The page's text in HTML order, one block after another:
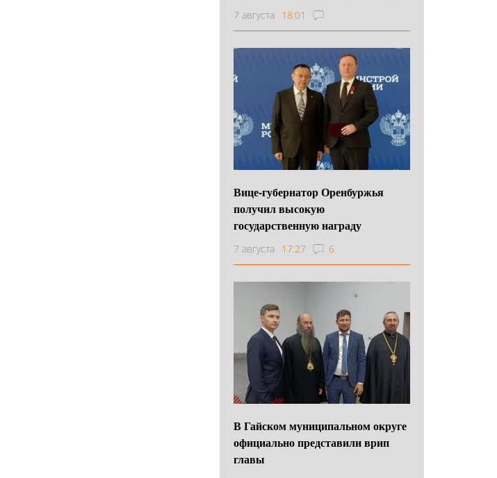
7 августа 18:01
Вице-губернатор Оренбуржья
получил высокую
государственную награду
7 августа 17:27 6
В Гайском муниципальном округе
официально представили врип
главы